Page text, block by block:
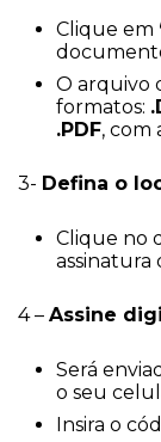
Clique em
O arquivo
formatos:
.PDF, com
3- Defina o
Clique no
assinatura
4 – Assine
Será
o seu
Insira o